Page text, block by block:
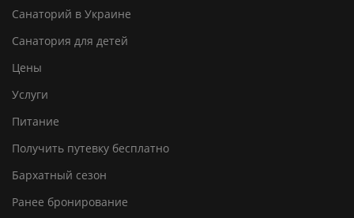
Санаторий в Украине
Санатория для детей
Цены
Услуги
Питание
Получить путевку бесплатно
Бархатный сезон
Ранее бронирование